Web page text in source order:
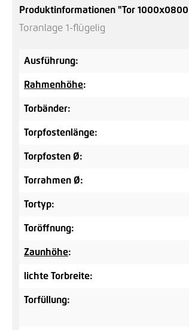
Produktinformationen "Tor
Toranlage 1-flügelig
Ausführung:
Rahmenhöhe:
Torbänder:
Torpfostenlänge:
Torpfosten Ø:
Torrahmen Ø:
Tortyp:
Toröffnung:
Zaunhöhe:
lichte Torbreite:
Torfüllung: